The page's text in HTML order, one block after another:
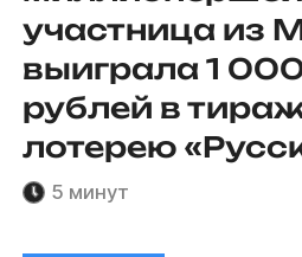
участница из
выиграла 1
рублей в
лотерею
5 минут